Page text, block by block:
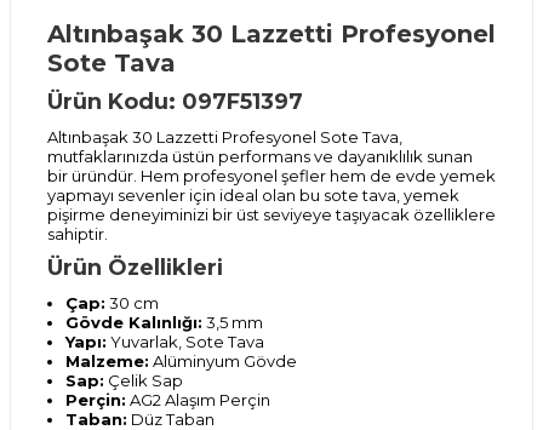
Altınbaşak 30 Lazzetti Profesyonel
Sote Tava
Ürün Kodu: 097F51397
Altınbaşak 30 Lazzetti Profesyonel Sote Tava,
mutfaklarınızda üstün performans ve dayanıklılık sunan
bir üründür. Hem profesyonel şefler hem de evde yemek
yapmayı sevenler için ideal olan bu sote tava, yemek
pişirme deneyiminizi bir üst seviyeye taşıyacak özelliklere
sahiptir.
Ürün Özellikleri
Çap: 30 cm
Gövde Kalınlığı: 3,5 mm
Yapı: Yuvarlak, Sote Tava
Malzeme: Alüminyum Gövde
Sap: Çelik Sap
Perçin: AG2 Alaşım Perçin
Taban: Düz Taban